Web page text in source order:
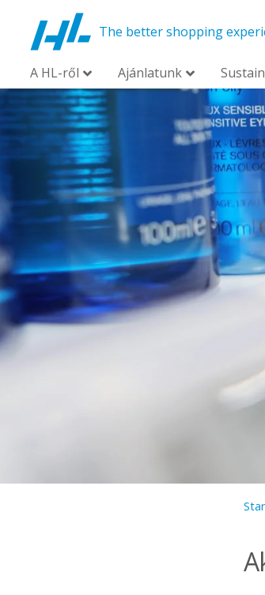
The better shopping
A HL-ről Ajánlatunk